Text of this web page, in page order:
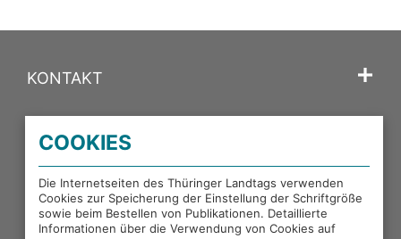
KONTAKT
PORTALE DES THÜRINGER LANDTAGS
EXTERNE LINKS
COOKIES
Die Internetseiten des Thüringer Landtags verwenden
Cookies zur Speicherung der Einstellung der Schriftgröße
sowie beim Bestellen von Publikationen. Detaillierte
Informationen über die Verwendung von Cookies auf